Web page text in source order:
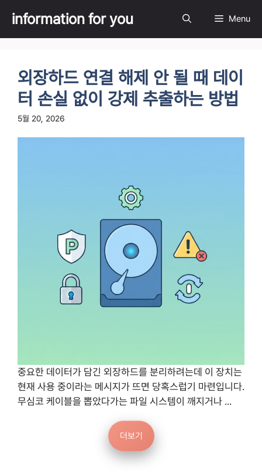
content
information for you Menu
외장하드 연결 해제 안 될 때 데이
터 손실 없이 강제 추출하는 방법
5월 20, 2026
중요한 데이터가 담긴 외장하드를 분리하려는데 이 장치는
현재 사용 중이라는 메시지가 뜨면 당혹스럽기 마련입니다.
무심코 케이블을 뽑았다가는 파일 시스템이 깨지거나 ...
더보기